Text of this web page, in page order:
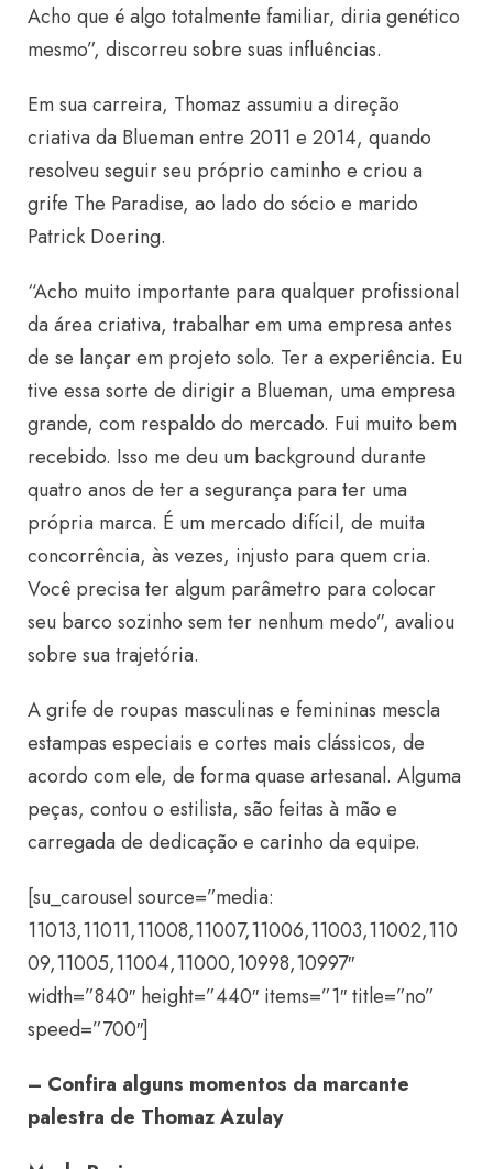
Acho que é algo totalmente familiar, diria genético
mesmo”, discorreu sobre suas influências.
Em sua carreira, Thomaz assumiu a direção
criativa da Blueman entre 2011 e 2014, quando
resolveu seguir seu próprio caminho e criou a
grife The Paradise, ao lado do sócio e marido
Patrick Doering.
“Acho muito importante para qualquer profissional
da área criativa, trabalhar em uma empresa antes
de se lançar em projeto solo. Ter a experiência. Eu
tive essa sorte de dirigir a Blueman, uma empresa
grande, com respaldo do mercado. Fui muito bem
recebido. Isso me deu um background durante
quatro anos de ter a segurança para ter uma
própria marca. É um mercado difícil, de muita
concorrência, às vezes, injusto para quem cria.
Você precisa ter algum parâmetro para colocar
seu barco sozinho sem ter nenhum medo”, avaliou
sobre sua trajetória.
A grife de roupas masculinas e femininas mescla
estampas especiais e cortes mais clássicos, de
acordo com ele, de forma quase artesanal. Alguma
peças, contou o estilista, são feitas à mão e
carregada de dedicação e carinho da equipe.
[su_carousel source=”media:
11013,11011,11008,11007,11006,11003,11002,110
09,11005,11004,11000,10998,10997″
width=”840″ height=”440″ items=”1″ title=”no”
speed=”700″]
– Confira alguns momentos da marcante
palestra de Thomaz Azulay